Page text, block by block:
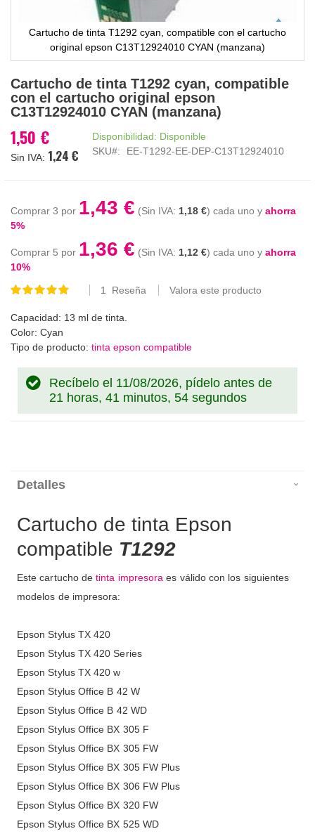
Cartucho de tinta T1292 cyan, compatible con el cartucho
original epson C13T12924010 CYAN (manzana)
al
comienzo
de
galería
de
Cartucho de tinta T1292 cyan, compatible
con el cartucho original epson
C13T12924010 CYAN (manzana)
1,50 €
1,24 €
Disponibilidad: Disponible
SKU
EE-T1292-EE-DEP-C13T12924010
Comprar 3 por 1,43 € 1,18 € cada uno y ahorra
5%
Comprar 5 por 1,36 € 1,12 € cada uno y ahorra
10%
Valoración:
1 Reseña Valora este producto
Capacidad: 13 ml de tinta.
Color: Cyan
Tipo de producto: tinta epson compatible
Recíbelo el 11/08/2026, pídelo antes de
21 horas, 41 minutos, 54 segundos
Detalles
Cartucho de tinta Epson
compatible T1292
Este cartucho detinta impresora es válido con los siguientes
modelos de impresora:
Epson Stylus TX 420
Epson Stylus TX 420 Series
Epson Stylus TX 420 w
Epson Stylus Office B 42 W
Epson Stylus Office B 42 WD
Epson Stylus Office BX 305 F
Epson Stylus Office BX 305 FW
Epson Stylus Office BX 305 FW Plus
Epson Stylus Office BX 306 FW Plus
Epson Stylus Office BX 320 FW
Epson Stylus Office BX 525 WD